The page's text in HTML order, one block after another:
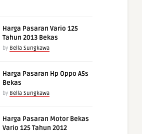
Harga Pasaran Vario 125
Tahun 2013 Bekas
by Bella Sungkawa
Harga Pasaran Hp Oppo A5s
Bekas
by Bella Sungkawa
Harga Pasaran Motor Bekas
Vario 125 Tahun 2012